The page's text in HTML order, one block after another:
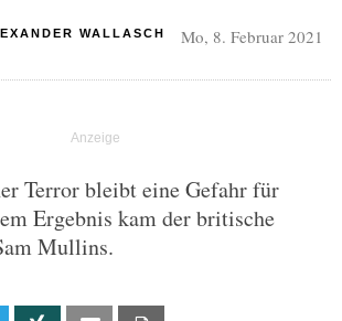
WALLASCH Mo, 8. Februar 2021
Terror bleibt eine Gefahr für
Ergebnis kam der britische
Mullins.